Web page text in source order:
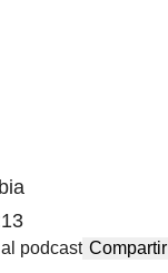
al podcast Compartir